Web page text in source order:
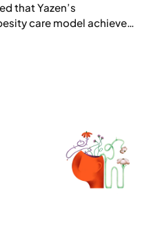
that Yazen’s
care model achieved
a digital platform